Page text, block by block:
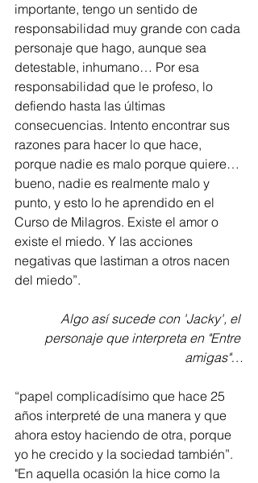
importante, tengo un sentido de
responsabilidad muy grande con cada
personaje que hago, aunque sea
detestable, inhumano… Por esa
responsabilidad que le profeso, lo
defiendo hasta las últimas
consecuencias. Intento encontrar sus
razones para hacer lo que hace,
porque nadie es malo porque quiere…
bueno, nadie es realmente malo y
punto, y esto lo he aprendido en el
Curso de Milagros. Existe el amor o
existe el miedo. Y las acciones
negativas que lastiman a otros nacen
del miedo”.
Algo así sucede con 'Jacky', el
personaje que interpreta en "Entre
amigas"…
“papel complicadísimo que hace 25
años interpreté de una manera y que
ahora estoy haciendo de otra, porque
yo he crecido y la sociedad también”.
"En aquella ocasión la hice como la